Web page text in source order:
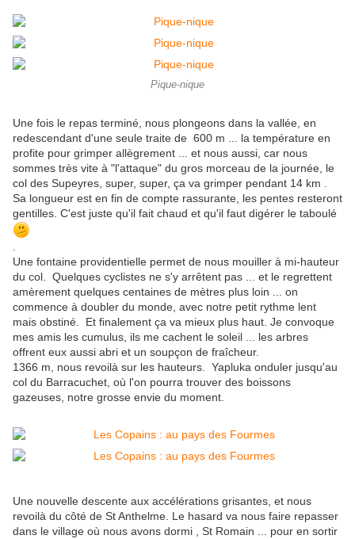
Pique-nique
Une fois le repas terminé, nous plongeons dans la vallée, en
redescendant d'une seule traite de 600 m ... la température en
profite pour grimper allègrement ... et nous aussi, car nous
sommes très vite à "l'attaque" du gros morceau de la journée, le
col des Supeyres, super, super, ça va grimper pendant 14 km .
Sa longueur est en fin de compte rassurante, les pentes resteront
gentilles. C'est juste qu'il fait chaud et qu'il faut digérer le taboulé
Une fontaine providentielle permet de nous mouiller à mi-hauteur
du col. Quelques cyclistes ne s'y arrêtent pas ... et le regrettent
amèrement quelques centaines de mètres plus loin ... on
commence à doubler du monde, avec notre petit rythme lent
mais obstiné. Et finalement ça va mieux plus haut. Je convoque
mes amis les cumulus, ils me cachent le soleil ... les arbres
offrent eux aussi abri et un soupçon de fraîcheur.
1366 m, nous revoilà sur les hauteurs. Yapluka onduler jusqu'au
col du Barracuchet, où l'on pourra trouver des boissons
gazeuses, notre grosse envie du moment.
Une nouvelle descente aux accélérations grisantes, et nous
revoilà du côté de St Anthelme. Le hasard va nous faire repasser
dans le village où nous avons dormi , St Romain ... pour en sortir